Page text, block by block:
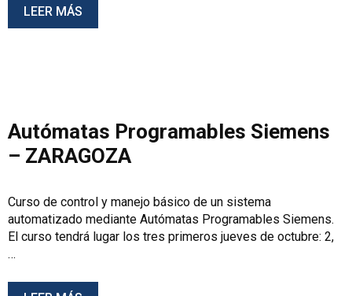
LEER MÁS
Autómatas Programables Siemens
– ZARAGOZA
Curso de control y manejo básico de un sistema
automatizado mediante Autómatas Programables Siemens.
El curso tendrá lugar los tres primeros jueves de octubre: 2,
…